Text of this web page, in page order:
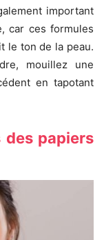
important
car ces formules
le ton de la peau.
mouillez une
en tapotant
papiers